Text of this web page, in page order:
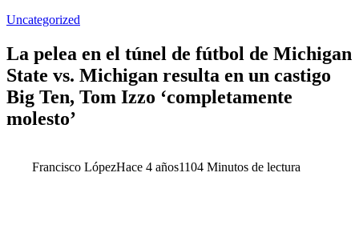
Uncategorized
La pelea en el túnel de fútbol de Michigan
State vs. Michigan resulta en un castigo
Big Ten, Tom Izzo ‘completamente
molesto’
Francisco LópezHace 4 años1104 Minutos de lectura